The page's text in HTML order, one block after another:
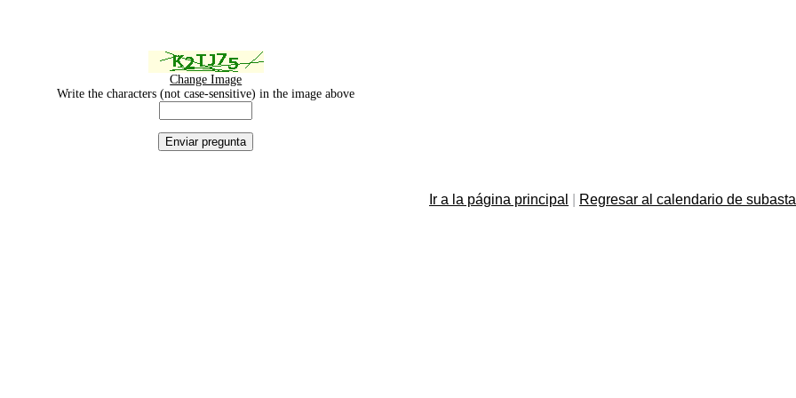
Change Image
Write the characters (not case-sensitive) in the image above
Ir a la página principal Regresar al calendario de